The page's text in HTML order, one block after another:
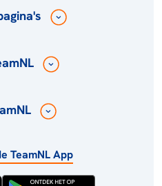
TeamNL App